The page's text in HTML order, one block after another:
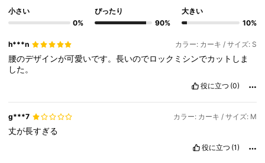
小さい
0%
ぴったり
90%
大きい
10%
h***n カラー: カーキ / サイズ: S
腰のデザインが可愛いです。長いのでロックミシンでカットしま
した。
役に立つ (0)
g***7 カラー: カーキ / サイズ: M
丈が長すぎる
役に立つ (1)